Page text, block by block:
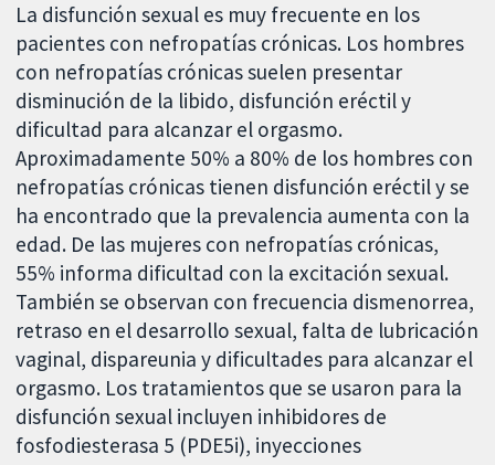
La disfunción sexual es muy frecuente en los
pacientes con nefropatías crónicas. Los hombres
con nefropatías crónicas suelen presentar
disminución de la libido, disfunción eréctil y
dificultad para alcanzar el orgasmo.
Aproximadamente 50% a 80% de los hombres con
nefropatías crónicas tienen disfunción eréctil y se
ha encontrado que la prevalencia aumenta con la
edad. De las mujeres con nefropatías crónicas,
55% informa dificultad con la excitación sexual.
También se observan con frecuencia dismenorrea,
retraso en el desarrollo sexual, falta de lubricación
vaginal, dispareunia y dificultades para alcanzar el
orgasmo. Los tratamientos que se usaron para la
disfunción sexual incluyen inhibidores de
fosfodiesterasa 5 (PDE5i), inyecciones